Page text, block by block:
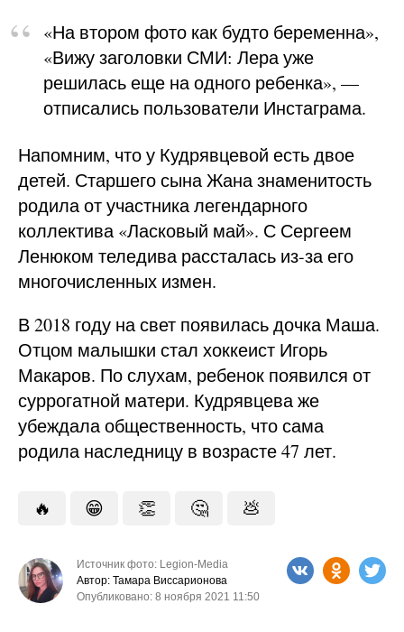
«На втором фото как будто беременна»,
«Вижу заголовки СМИ: Лера уже
решилась еще на одного ребенка», —
отписались пользователи Инстаграма.
Напомним, что у Кудрявцевой есть двое
детей. Старшего сына Жана знаменитость
родила от участника легендарного
коллектива «Ласковый май». С Сергеем
Ленюком теледива рассталась из-за его
многочисленных измен.
В 2018 году на свет появилась дочка Маша.
Отцом малышки стал хоккеист Игорь
Макаров. По слухам, ребенок появился от
суррогатной матери. Кудрявцева же
убеждала общественность, что сама
родила наследницу в возрасте 47 лет.
🔥 😁 👏 🤔 💩
Источник фото: Legion-Media
Автор: Тамара Виссарионова
Опубликовано: 8 ноября 2021 11:50